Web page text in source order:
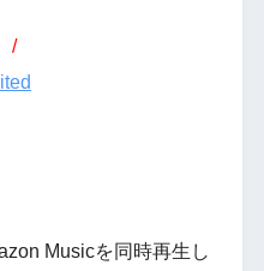
/
Musicを同時再生し